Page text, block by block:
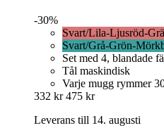
-30%
Svart/Lila-Ljusröd-
Svart/Grå-Grön-
Set med 4, blandade
Tål maskindisk
Varje mugg rymmer
332 kr 475 kr
Leverans till 14. augusti